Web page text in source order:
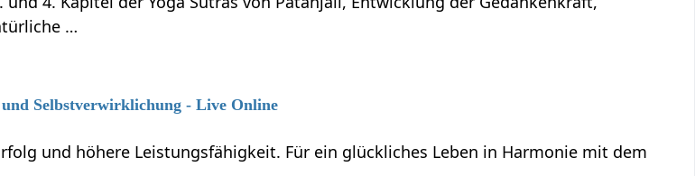
…
Selbstverwirklichung - Live Online
und höhere Leistungsfähigkeit. Für ein glückliches Leben in Harmonie mit dem